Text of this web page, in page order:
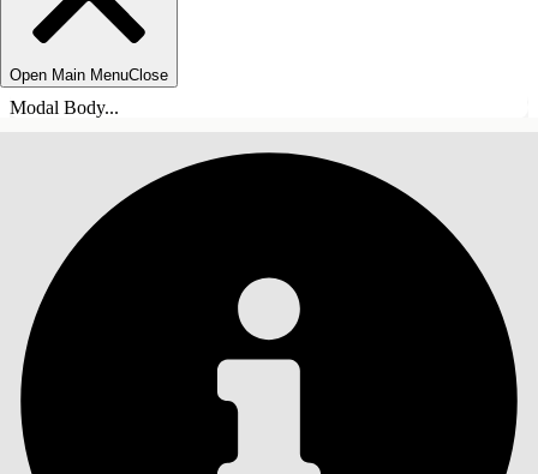
Open Main MenuClose
Modal Body...
INNEHÅLLSFÖRTECKNINGAR